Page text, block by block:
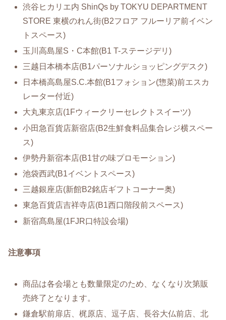
渋谷ヒカリエ内 ShinQs by TOKYU DEPARTMENT
STORE 東横のれん街(B2フロア フルーリア前イベン
トスペース)
玉川高島屋S・C本館(B1 T-ステージデリ)
三越日本橋本店(B1パーソナルショッピングデスク)
日本橋高島屋S.C.本館(B1フォション(惣菜)前エスカ
レーター付近)
大丸東京店(1Fウィークリーセレクトスイーツ)
小田急百貨店新宿店(B2生鮮食料品集合レジ横スペー
ス)
伊勢丹新宿本店(B1甘の味プロモーション)
池袋西武(B1イベントスペース)
三越銀座店(新館B2銘店ギフトコーナー奥)
東急百貨店吉祥寺店(B1西口階段前スペース)
新宿髙島屋(1FJR口特設会場)
注意事項
商品は各会場とも数量限定のため、なくなり次第販
売終了となります。
鎌倉駅前扉店、梶原店、逗子店、長谷大仏前店、北